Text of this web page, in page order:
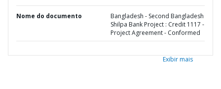
Nome do documento
Bangladesh - Second Bangladesh
Shilpa Bank Project : Credit 1117 -
Project Agreement - Conformed
Exibir mais